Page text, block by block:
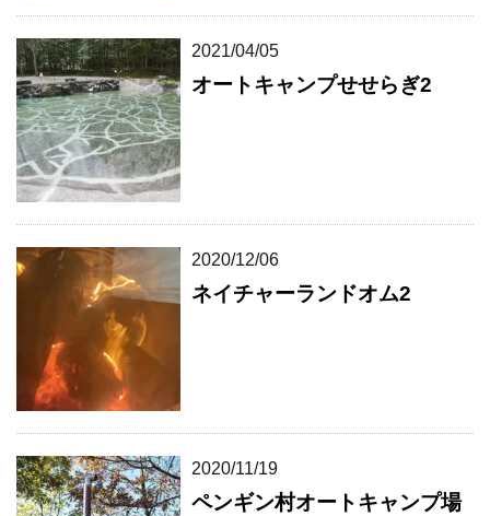
2021/04/05
オートキャンプせせらぎ2
2020/12/06
ネイチャーランドオム2
2020/11/19
ペンギン村オートキャンプ場